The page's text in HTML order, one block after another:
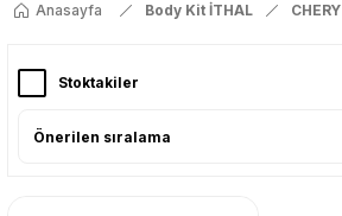
Anasayfa Body Kit İTHAL CHERY
Stoktakiler